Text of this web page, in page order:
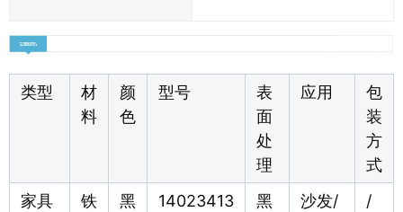
类型
材
料
颜
色
型号
表
面
处
理
应用
包
装
方
式
家具
铁
黑
14023413
黑
沙发/
/